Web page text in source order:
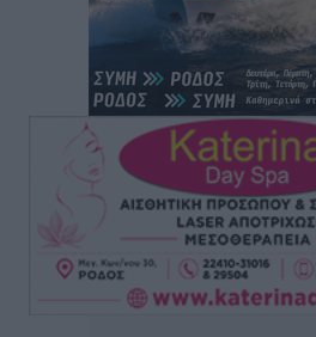
Αθλητικά πριν 2 ώρες
Ιπποκράτης: Ανανέωσε η Νίκη
Αθλητικά• πριν 2 ώρες
Η Μανίσα πήρε Buie και Davis
Αθλητικά πριν 2 ώρες
Γ.Σ. Ηπιόνη: «Προπονητική
επιστημονική γνώση και